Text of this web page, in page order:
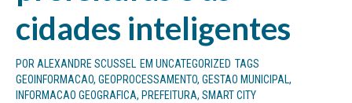
cidades inteligentes
PORALEXANDRE SCUSSEL EM UNCATEGORIZED TAGS
GEOINFORMACAO, GEOPROCESSAMENTO, GESTAO MUNICIPAL,
INFORMACAO GEOGRAFICA, PREFEITURA, SMART CITY